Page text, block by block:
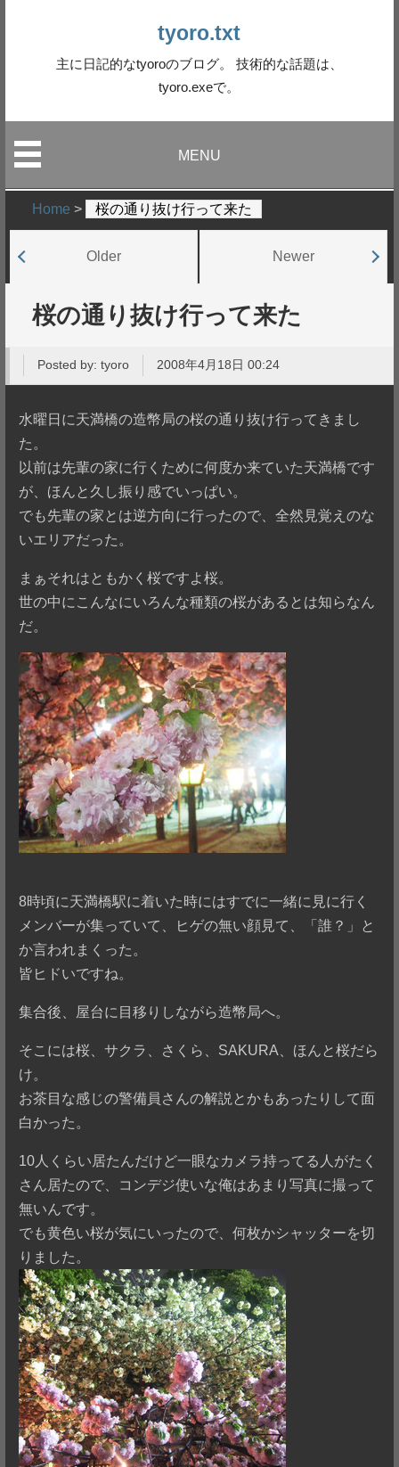
tyoro.txt
主に日記的なtyoroのブログ。 技術的な話題は、
tyoro.exeで。
MENU
Home > 桜の通り抜け行って来た
Older Newer
桜の通り抜け行って来た
Posted by:tyoro 2008年4月18日 00:24
水曜日に天満橋の造幣局の桜の通り抜け行ってきまし
た。
以前は先輩の家に行くために何度か来ていた天満橋です
が、ほんと久し振り感でいっぱい。
でも先輩の家とは逆方向に行ったので、全然見覚えのな
いエリアだった。
まぁそれはともかく桜ですよ桜。
世の中にこんなにいろんな種類の桜があるとは知らなん
だ。
8時頃に天満橋駅に着いた時にはすでに一緒に見に行く
メンバーが集っていて、ヒゲの無い顔見て、「誰？」と
か言われまくった。
皆ヒドいですね。
集合後、屋台に目移りしながら造幣局へ。
そこには桜、サクラ、さくら、SAKURA、ほんと桜だら
け。
お茶目な感じの警備員さんの解説とかもあったりして面
白かった。
10人くらい居たんだけど一眼なカメラ持ってる人がたく
さん居たので、コンデジ使いな俺はあまり写真に撮って
無いんです。
でも黄色い桜が気にいったので、何枚かシャッターを切
りました。